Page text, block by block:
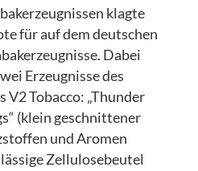
klagte
für auf dem deutschen
Dabei
Erzeugnisse des
Tobacco: „Thunder
(klein geschnittener
und Aromen
Zellulosebeutel